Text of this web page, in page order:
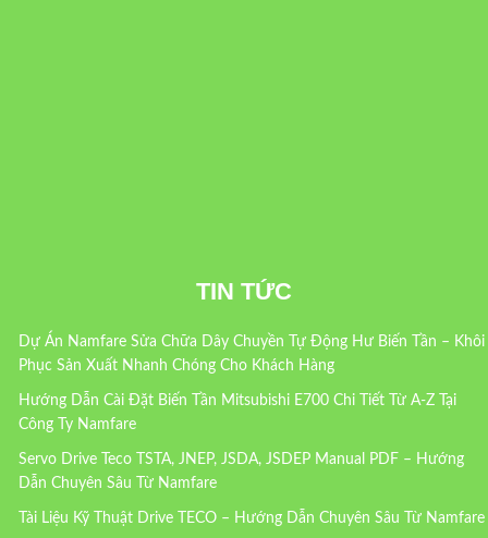
TIN TỨC
Dự Án Namfare Sửa Chữa Dây Chuyền Tự Động Hư Biến Tần – Khôi
Phục Sản Xuất Nhanh Chóng Cho Khách Hàng
Hướng Dẫn Cài Đặt Biến Tần Mitsubishi E700 Chi Tiết Từ A-Z Tại
Công Ty Namfare
Servo Drive Teco TSTA, JNEP, JSDA, JSDEP Manual PDF – Hướng
Dẫn Chuyên Sâu Từ Namfare
Tài Liệu Kỹ Thuật Drive TECO – Hướng Dẫn Chuyên Sâu Từ Namfare